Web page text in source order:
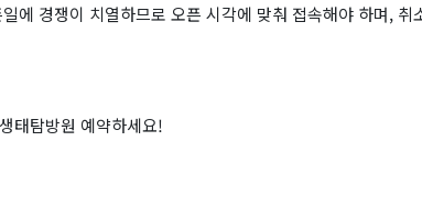
에 경쟁이 치열하므로 오픈 시각에 맞춰 접속해야 하며, 취
태탐방원 예약하세요!